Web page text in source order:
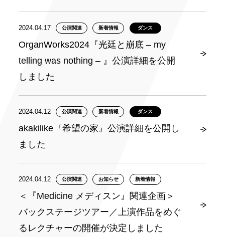
2024.04.17 公演関連 新着情報 ダンス
OrganWorks2024『光廷と崩底 – my
telling was nothing – 』公演詳細を公開
しました
2024.04.12 公演関連 新着情報 ダンス
akakilike『希望の家』公演詳細を公開し
ました
2024.04.12 公演関連 お知らせ 新着情報
＜『Medicine メディスン』関連企画＞
バックステージツアー／上演作品をめぐ
るレクチャーの開催が決定しました